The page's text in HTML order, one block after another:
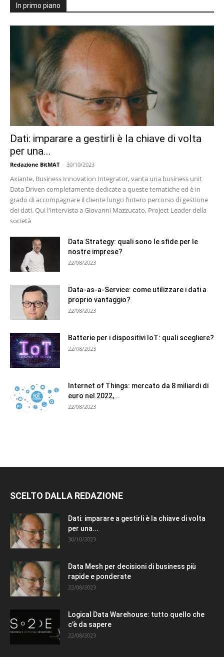
In primo piano
Dati: imparare a gestirli è la chiave di volta
per una...
Redazione BitMAT - 30/10/2023
Axiante, Business Innovation Integrator, vanta una business unit
Data Driven completamente dedicate a queste tematiche ed è in
grado di accompagnare il cliente lungo l’intero percorso di gestione
dei dati. Qui l'intervista a Giovanni Mazzucato, Project Leader della
società
Data Strategy: quali sono le sfide per le
nostre imprese?
22/08/2023
Data-as-a-Service: come utilizzare i dati a
proprio vantaggio?
22/08/2023
Batterie per i dispositivi IoT: quali scegliere?
22/08/2023
Internet of Things: mercato da 8 miliardi di
euro nel 2022,...
22/08/2023
SCELTO DALLA REDAZIONE
Dati: imparare a gestirli è la chiave di volta
per una...
30/10/2023
Data Mesh per decisioni di business più
rapide e ponderate
22/08/2023
Logical Data Warehouse: tutto quello che
c’è da sapere
22/08/2023